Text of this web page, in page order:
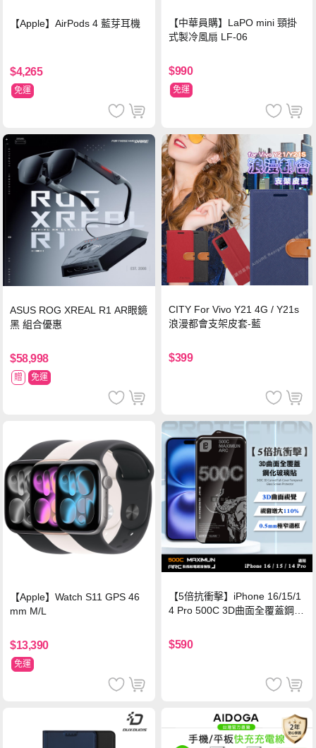
【Apple】AirPods 4 藍芽耳機
$4,265
免運
【中華員購】LaPO mini 頸掛
式製冷風扇 LF-06
$990
免運
ASUS ROG XREAL R1 AR眼鏡
黑 組合優惠
$58,998
贈 免運
CITY For Vivo Y21 4G / Y21s
浪漫都會支架皮套-藍
$399
【Apple】Watch S11 GPS 46
mm M/L
$13,390
免運
【5倍抗衝擊】iPhone 16/15/1
4 Pro 500C 3D曲面全覆蓋鋼化
保護貼
$590